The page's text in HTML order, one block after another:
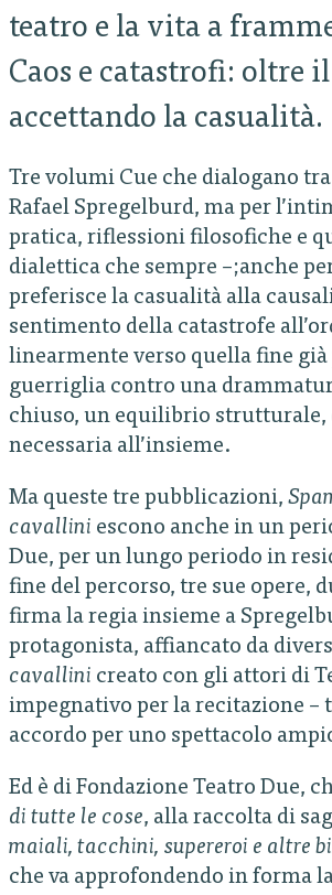
teatro e la vita a
Caos e catastrofi: oltre
accettando la casualità.
Tre volumi Cue che dialogano
Rafael Spregelburd, ma per
pratica, riflessioni filosofiche e
dialettica che sempre –;anche
preferisce la casualità alla
sentimento della catastrofe
linearmente verso quella fine
guerriglia contro una
chiuso, un equilibrio strutturale,
necessaria all’insieme.
Ma queste tre pubblicazioni,
cavallini escono anche in un
Due, per un lungo periodo in
fine del percorso, tre sue opere,
firma la regia insieme a
protagonista, affiancato da
cavallini creato con gli attori di
impegnativo per la recitazione
accordo per uno spettacolo
Ed è di Fondazione Teatro Due,
di tutte le cose, alla raccolta di
maiali, tacchini, supereroi e altre
che va approfondendo in forma